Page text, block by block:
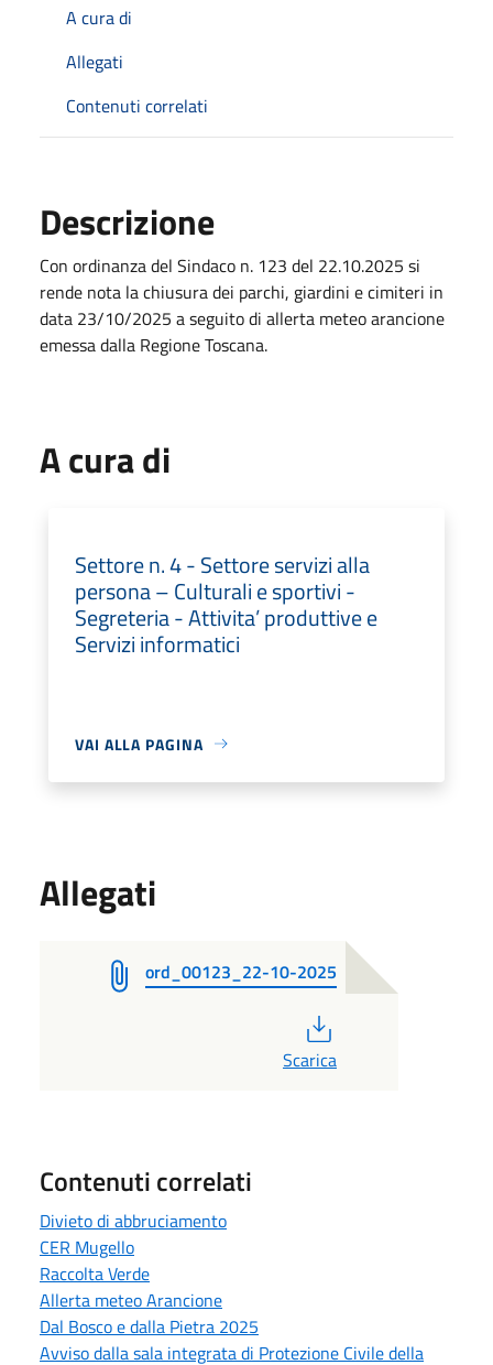
A cura di
Allegati
Contenuti correlati
Descrizione
Con ordinanza del Sindaco n. 123 del 22.10.2025 si
rende nota la chiusura dei parchi, giardini e cimiteri in
data 23/10/2025 a seguito di allerta meteo arancione
emessa dalla Regione Toscana.
A cura di
Settore n. 4 - Settore servizi alla
persona – Culturali e sportivi -
Segreteria - Attivita’ produttive e
Servizi informatici
VAI ALLA PAGINA
Allegati
ord_00123_22-10-2025
Scarica
Contenuti correlati
Divieto di abbruciamento
CER Mugello
Raccolta Verde
Allerta meteo Arancione
Dal Bosco e dalla Pietra 2025
Avviso dalla sala integrata di Protezione Civile della